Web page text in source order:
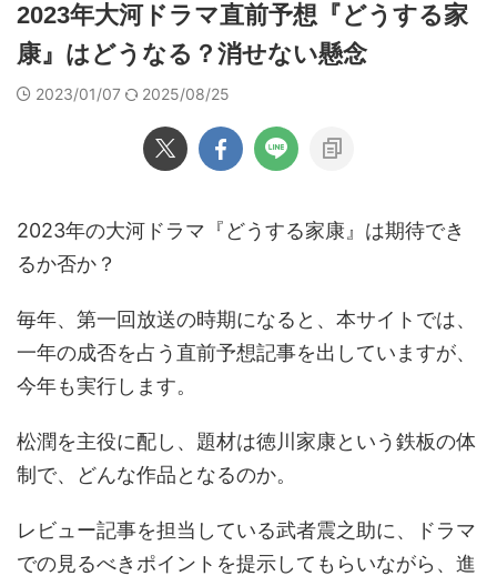
2023年大河ドラマ直前予想『どうする家
康』はどうなる？消せない懸念
2023/01/07 2025/08/25
2023年の大河ドラマ『どうする家康』は期待でき
るか否か？
毎年、第一回放送の時期になると、本サイトでは、
一年の成否を占う直前予想記事を出していますが、
今年も実行します。
松潤を主役に配し、題材は徳川家康という鉄板の体
制で、どんな作品となるのか。
レビュー記事を担当している武者震之助に、ドラマ
での見るべきポイントを提示してもらいながら、進